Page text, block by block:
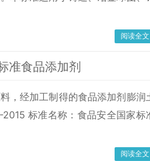
阅读全文
准食品添加剂
，经加工制得的食品添加剂膨润
标准名称：食品安全国家标
阅读全文